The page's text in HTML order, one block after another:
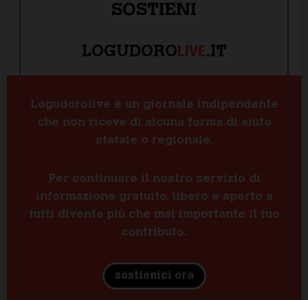
SOSTIENI
LOGUDOROLIVE.IT
Logudorolive è un giornale indipendente
che non riceve di alcuna forma di aiuto
statale o regionale.
Per continuare il nostro servizio di
informazione gratuito, libero e aperto a
tutti diventa più che mai importante il tuo
contributo.
sostienici ora